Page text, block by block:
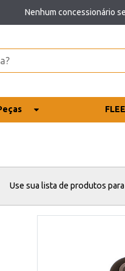
Nenhum concessionário
Use sua lista de produtos